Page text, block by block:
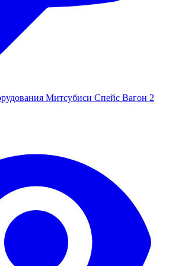
Митсубиси Спейс Вагон 2